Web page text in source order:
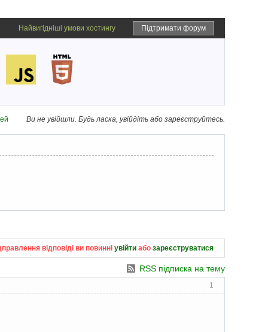
Підтримати форум
Найвигідніші умови хостингу
Ви не увійшли. Будь ласка, увійдіть або зареєструйтесь.
відповіді ви повинні увійти або зареєструватися
RSS підписка на тему
1